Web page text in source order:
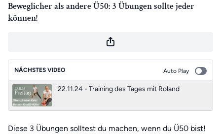
Beweglicher als andere Ü50: 3 Übungen sollte jeder
können!
NÄCHSTES VIDEO Auto Play
22.11.24 - Training des Tages mit Roland
Diese 3 Übungen solltest du machen, wenn du Ü50 bist!